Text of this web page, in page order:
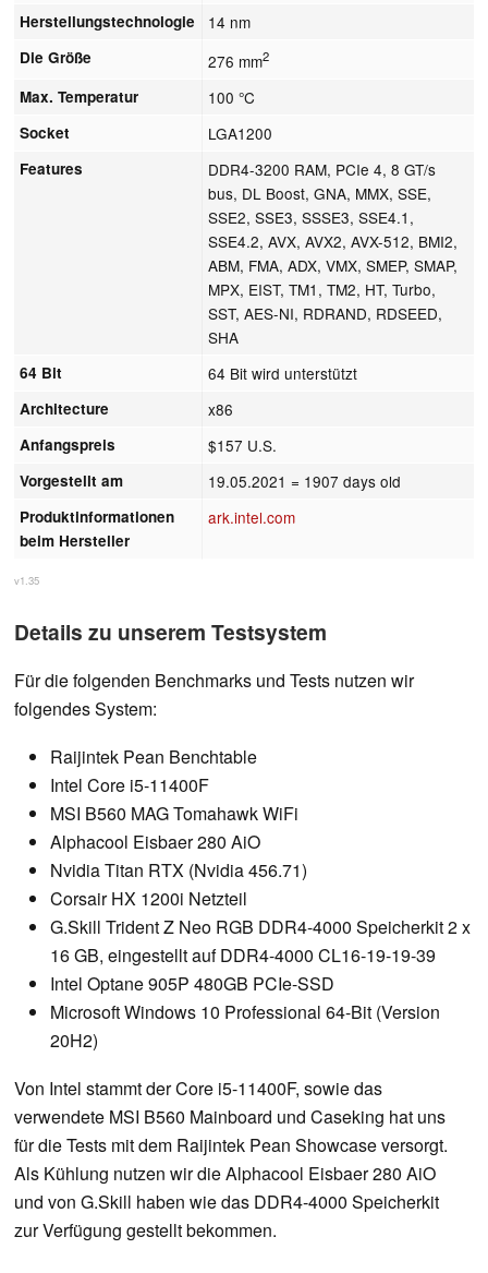
Herstellungstechnologie 14 nm
Die Größe 276 mm2
Max. Temperatur 100 °C
Socket LGA1200
Features
DDR4-3200 RAM, PCIe 4, 8 GT/s
bus, DL Boost, GNA, MMX, SSE,
SSE2, SSE3, SSSE3, SSE4.1,
SSE4.2, AVX, AVX2, AVX-512, BMI2,
ABM, FMA, ADX, VMX, SMEP, SMAP,
MPX, EIST, TM1, TM2, HT, Turbo,
SST, AES-NI, RDRAND, RDSEED,
SHA
64 Bit 64 Bit wird unterstützt
Architecture x86
Anfangspreis $157 U.S.
Vorgestellt am 19.05.2021 = 1907 days old
Produktinformationen
beim Hersteller
ark.intel.com
v1.35
Details zu unserem Testsystem
Für die folgenden Benchmarks und Tests nutzen wir
folgendes System:
Raijintek Pean Benchtable
Intel Core i5-11400F
MSI B560 MAG Tomahawk WiFi
Alphacool Eisbaer 280 AiO
Nvidia Titan RTX (Nvidia 456.71)
Corsair HX 1200i Netzteil
G.Skill Trident Z Neo RGB DDR4-4000 Speicherkit 2 x
16 GB, eingestellt auf DDR4-4000 CL16-19-19-39
Intel Optane 905P 480GB PCIe-SSD
Microsoft Windows 10 Professional 64-Bit (Version
20H2)
Von Intel stammt der Core i5-11400F, sowie das
verwendete MSI B560 Mainboard und Caseking hat uns
für die Tests mit dem Raijintek Pean Showcase versorgt.
Als Kühlung nutzen wir die Alphacool Eisbaer 280 AiO
und von G.Skill haben wie das DDR4-4000 Speicherkit
zur Verfügung gestellt bekommen.